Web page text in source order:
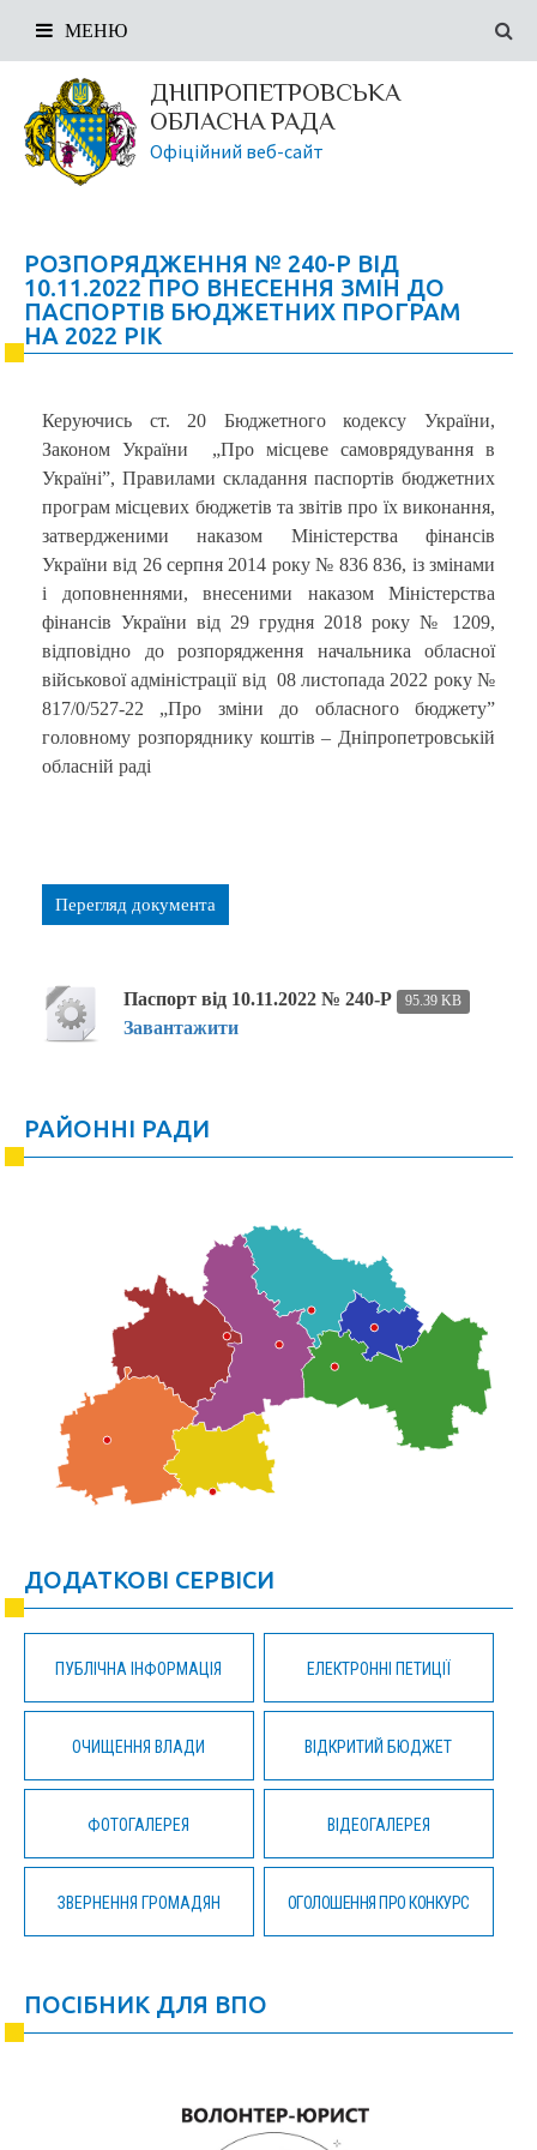
ДНІПРОПЕТРОВСЬКА
ОБЛАСНА РАДА
Офіційний веб-сайт
МЕНЮ
РОЗПОРЯДЖЕННЯ № 240-Р ВІД
10.11.2022 ПРО ВНЕСЕННЯ ЗМІН ДО
ПАСПОРТІВ БЮДЖЕТНИХ ПРОГРАМ
НА 2022 РІК
Керуючись ст. 20 Бюджетного кодексу України,
Законом України „Про місцеве самоврядування в
Україні”, Правилами складання паспортів бюджетних
програм місцевих бюджетів та звітів про їх виконання,
затвердженими наказом Міністерства фінансів
України від 26 серпня 2014 року № 836 836, із змінами
і доповненнями, внесеними наказом Міністерства
фінансів України від 29 грудня 2018 року № 1209,
відповідно до розпорядження начальника обласної
військової адміністрації від 08 листопада 2022 року №
817/0/527-22 „Про зміни до обласного бюджету”
головному розпоряднику коштів – Дніпропетровській
обласній раді
Перегляд документа
Паспорт від 10.11.2022 № 240-Р 95.39 KB
Завантажити
РАЙОННІ РАДИ
ДОДАТКОВІ СЕРВІСИ
ПУБЛІЧНА ІНФОРМАЦІЯ ЕЛЕКТРОННІ ПЕТИЦІЇ
ОЧИЩЕННЯ ВЛАДИ ВІДКРИТИЙ БЮДЖЕТ
ФОТОГАЛЕРЕЯ ВІДЕОГАЛЕРЕЯ
ЗВЕРНЕННЯ ГРОМАДЯН ОГОЛОШЕННЯ ПРО КОНКУРС
ПОСІБНИК ДЛЯ ВПО